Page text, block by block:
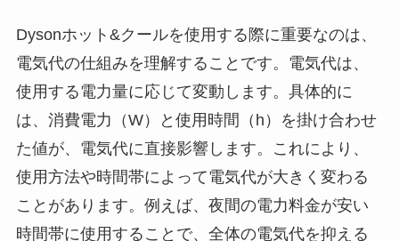
Dysonホット&クールを使用する際に重要なのは、
電気代の仕組みを理解することです。電気代は、
使用する電力量に応じて変動します。具体的に
は、消費電力（W）と使用時間（h）を掛け合わせ
た値が、電気代に直接影響します。これにより、
使用方法や時間帯によって電気代が大きく変わる
ことがあります。例えば、夜間の電力料金が安い
時間帯に使用することで、全体の電気代を抑える